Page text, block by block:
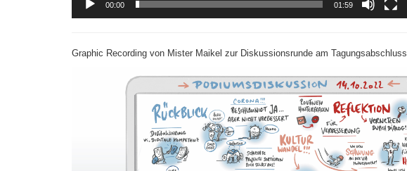
00:00 01:59
Graphic Recording von Mister Maikel zur Diskussionsrunde am Tagungsabschluss